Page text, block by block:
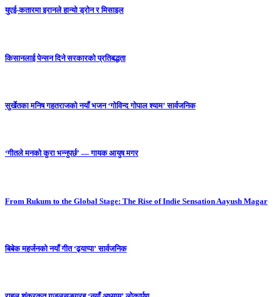
युएई-कतारमा इरानले हान्यो ड्रोन र मिसाइल
किसानलाई पेन्सन दिने सरकारको प्रतिबद्धता
सुर्खेतका मनिष गहतराजको नयाँ भजन ‘गोविन्द गोपाल श्याम’ सार्वजनिक
‘गीतले मनको कुरा भन्नुपर्छ’ — गायक आयुष मगर
From Rukum to the Global Stage: The Rise of Indie Sensation Aayush Magar
बिबेक महर्जनको नयाँ गीत ‘ढ्याप्पा’ सार्वजनिक